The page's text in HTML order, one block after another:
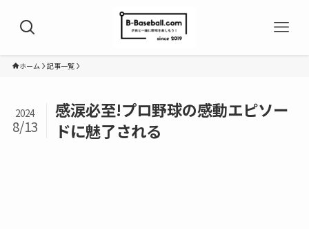
ホーム 記事一覧
感涙必至!プロ野球の感動エピソー
ドに魅了される
2024
8/13